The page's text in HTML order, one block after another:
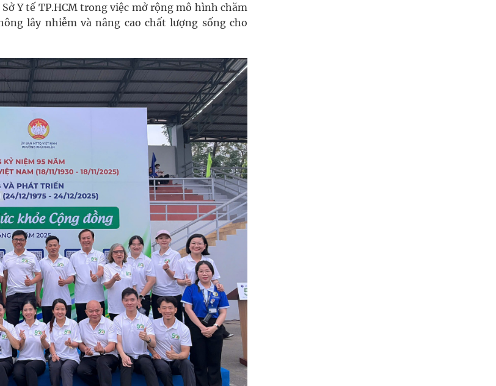
Y tế TP.HCM trong việc mở rộng mô hình chăm
lây nhiễm và nâng cao chất lượng sống cho